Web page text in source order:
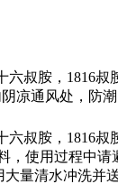
六叔胺，1816叔
凉通风处，防
六叔胺，1816叔
，使用过程中请
量清水冲洗并